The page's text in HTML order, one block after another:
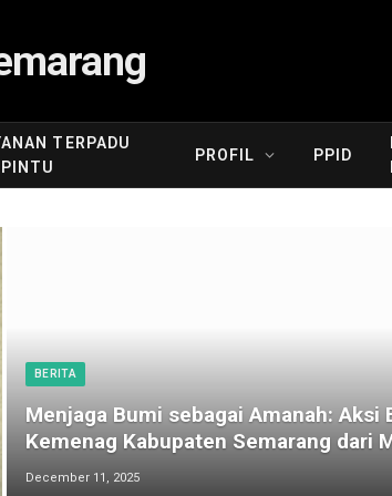
TERPADU
PROFIL PPID
BERITA
Menjaga Bumi sebagai Amanah: Aksi
Kemenag Kabupaten Semarang dari
December 11, 2025